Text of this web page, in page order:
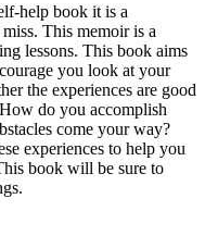
help book it is a
This memoir is a
lessons. This book aims
you look at your
the experiences are good
do you accomplish
come your way?
experiences to help you
book will be sure to